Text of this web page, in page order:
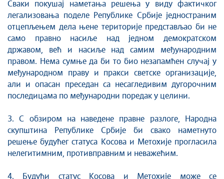
Сваки покушај наметања решења у виду фактичког
легализовања поделе Републике Србије једностраним
отцепљењем дела њене територије представљао би не
само правно насиље над једном демократском
државом, већ и насиље над самим међународним
правом. Нема сумње да би то био незапамћен случај у
међународном праву и пракси светске организације,
али и опасан преседан са несагледивим дугорочним
последицама по међународни поредак у целини.
3. С обзиром на наведене правне разлоге, Народна
скупштина Републике Србије би свако наметнуто
решење будућег статуса Косова и Метохије прогласила
нелегитимним, противправним и неважећим.
4. Будући статус Косова и Метохије може се